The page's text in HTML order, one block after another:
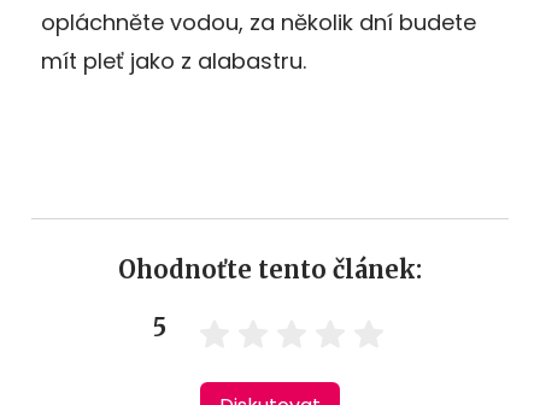
opláchněte vodou, za několik dní budete
mít pleť jako z alabastru.
Ohodnoťte tento článek:
5